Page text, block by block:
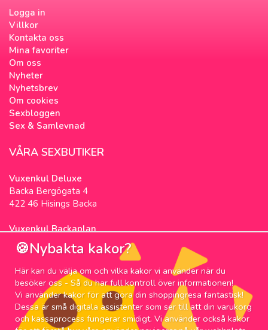
Logga in
Villkor
Kontakta oss
Mina favoriter
Om oss
Nyheter
Nyhetsbrev
Om cookies
Sexbloggen
Sex & Samlevnad
VÅRA SEXBUTIKER
Vuxenkul Deluxe
Backa Bergögata 4
422 46 Hisings Backa
Vuxenkul Backaplan
Färgfabriksgatan 3
417 05 Göteborg
NYHETSBREV
Prenumerera på nyhetsbrevet för våra bästa
erbjudanden och nyheter!
🍪Nybakta kakor?
Här kan du välja om och vilka kakor vi använder när du
besöker oss - Så du har full kontroll över informationen!
Vi använder kakor för att göra din shoppingresa fantastisk!
Dessa är små digitala assistenter som ser till att din varukorg
och kassaprocess fungerar smidigt. Vi använder också kakor